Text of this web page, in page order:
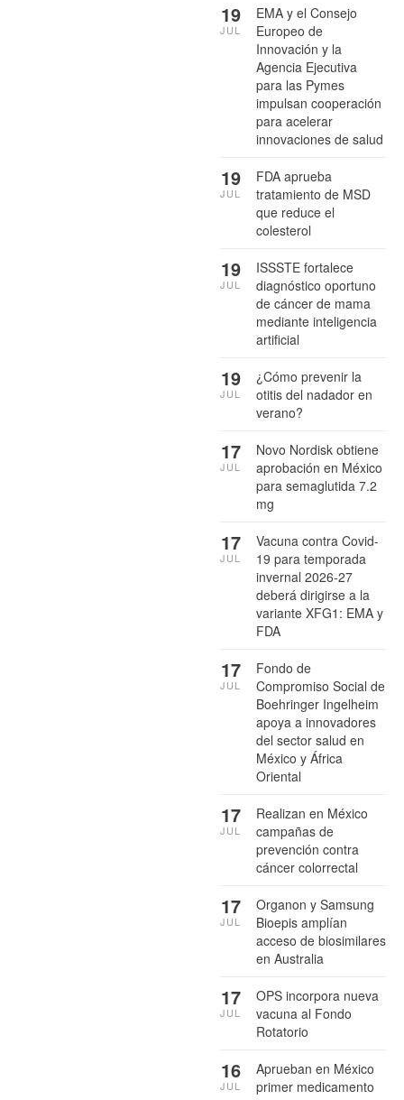
EMA y el Consejo
Europeo de
Innovación y la
Agencia Ejecutiva
para las Pymes
impulsan cooperación
para acelerar
innovaciones de salud
19
JUL
FDA aprueba
tratamiento de MSD
que reduce el
colesterol
19
JUL
ISSSTE fortalece
diagnóstico oportuno
de cáncer de mama
mediante inteligencia
artificial
19
JUL
¿Cómo prevenir la
otitis del nadador en
verano?
19
JUL
Novo Nordisk obtiene
aprobación en México
para semaglutida 7.2
mg
17
JUL
Vacuna contra Covid-
19 para temporada
invernal 2026-27
deberá dirigirse a la
variante XFG1: EMA y
FDA
17
JUL
Fondo de
Compromiso Social de
Boehringer Ingelheim
apoya a innovadores
del sector salud en
México y África
Oriental
17
JUL
Realizan en México
campañas de
prevención contra
cáncer colorrectal
17
JUL
Organon y Samsung
Bioepis amplían
acceso de biosimilares
en Australia
17
JUL
OPS incorpora nueva
vacuna al Fondo
Rotatorio
17
JUL
Aprueban en México
primer medicamento
16
JUL